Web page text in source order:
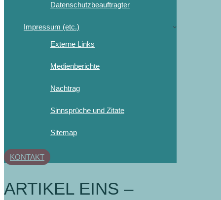
Datenschutzbeauftragter
Impressum (etc.)
Externe Links
Medienberichte
Nachtrag
Sinnsprüche und Zitate
Sitemap
KONTAKT
ARTIKEL EINS –